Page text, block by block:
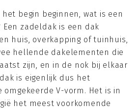
begin beginnen, wat is een
Een zadeldak is een dak
huis, overkapping of tuinhuis,
hellende dakelementen die
zijn, en in de nok bij elkaar
is eigenlijk dus het
omgekeerde V-vorm. Het is in
het meest voorkomende